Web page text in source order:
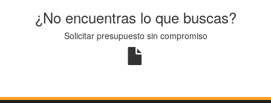
¿No encuentras lo que buscas?
Solicitar presupuesto sin compromiso